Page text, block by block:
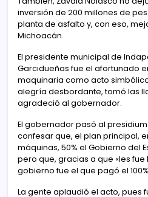
inversión de 200 millones de
planta de asfalto y, con eso,
Michoacán.
El presidente municipal de
Garcidueñas fue el afortunado
maquinaria como acto
alegría desbordante, tomó las
agradeció al gobernador.
El gobernador pasó al
confesar que, el plan principal,
máquinas, 50% el Gobierno del
pero que, gracias a que «les fue
gobierno fue el que pagó el
La gente aplaudió el acto, pues